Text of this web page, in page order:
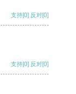
支持[0] 反对[0]
支持[0] 反对[0]